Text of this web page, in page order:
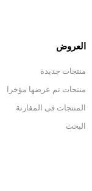
العروض
منتجات جديدة
منتجات تم عرضها مؤخرا
المنتجات فى المقارنة
البحث